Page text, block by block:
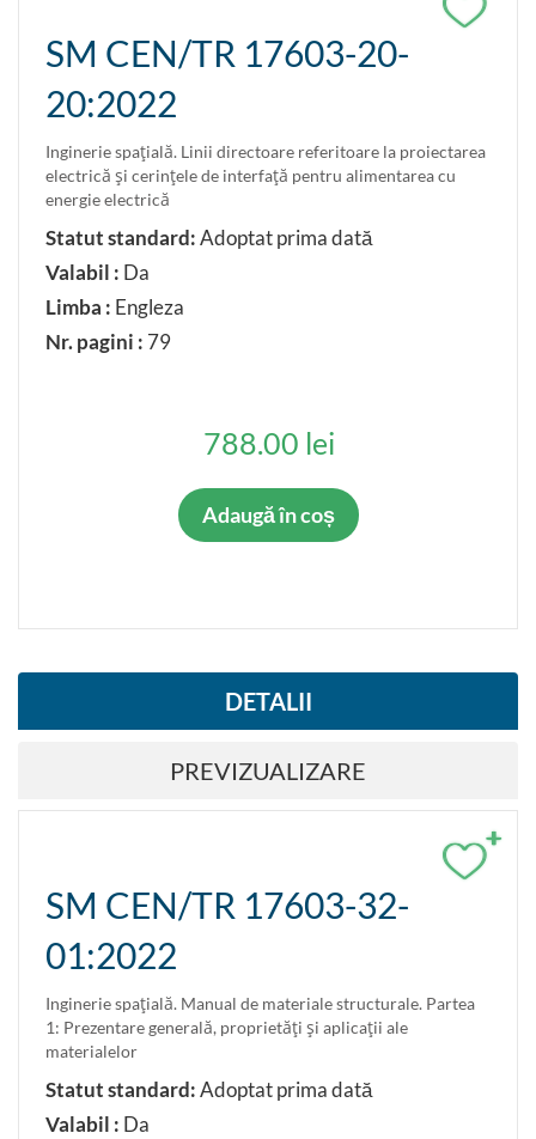
SM CEN/TR 17603-20-
20:2022
Inginerie spaţială. Linii directoare referitoare la proiectarea
electrică şi cerinţele de interfaţă pentru alimentarea cu
energie electrică
Statut standard:Adoptat prima dată
Valabil : Da
Limba : Engleza
Nr. pagini : 79
788.00 lei
Adaugă în coș
DETALII
PREVIZUALIZARE
+
SM CEN/TR 17603-32-
01:2022
Inginerie spaţială. Manual de materiale structurale. Partea
1: Prezentare generală, proprietăţi şi aplicaţii ale
materialelor
Statut standard:Adoptat prima dată
Valabil : Da